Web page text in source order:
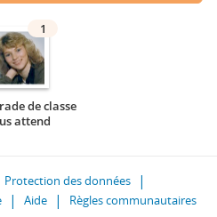
1
de classe
attend
Protection des données
Aide Règles communautaires